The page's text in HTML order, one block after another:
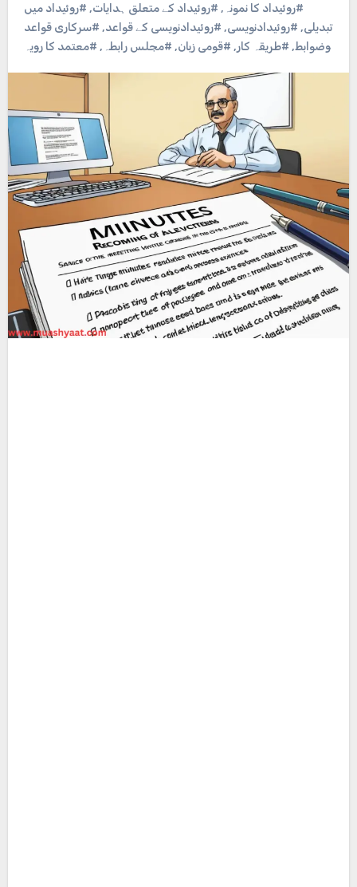
#روئیداد کا نمونہ , #روئیداد کے متعلق ہدایات, #روئیداد میں
تبدیلی, #روئیدادنویسی, #روئیدادنویسی کے قواعد, #سرکاری قواعد
وضوابط, #طریقہ کار, #قومی زبان, #مجلس رابطہ , #معتمد کا رویہ